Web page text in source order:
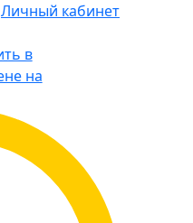
Личный кабинет